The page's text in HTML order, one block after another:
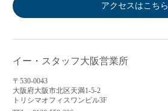
アクセスはこちら
イー・スタッフ大阪営業所
〒530-0043
大阪府大阪市北区天満1-5-2
トリシマオフィスワンビル3F